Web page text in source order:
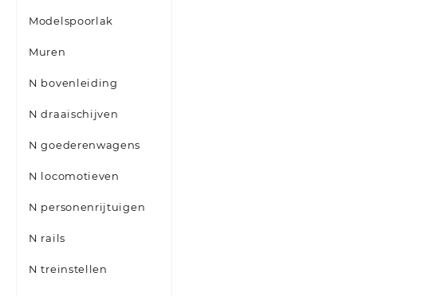
Modelspoorlak
Muren
N bovenleiding
N draaischijven
N goederenwagens
N locomotieven
N personenrijtuigen
N rails
N treinstellen